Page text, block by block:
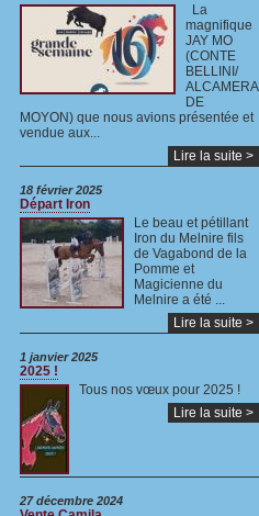
La
magnifique
JAY MO
(CONTE
BELLINI/
ALCAMERA
DE
MOYON) que nous avions présentée et
vendue aux...
Lire la suite >
18 février 2025
Départ Iron
Le beau et pétillant
Iron du Melnire fils
de Vagabond de la
Pomme et
Magicienne du
Melnire a été ...
Lire la suite >
1 janvier 2025
2025 !
Tous nos vœux pour 2025 !
Lire la suite >
27 décembre 2024